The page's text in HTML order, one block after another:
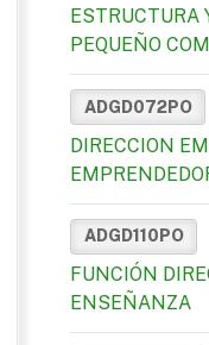
ESTRUCTURA
PEQUEÑO
ADGD072PO
DIRECCION
ADGD110PO
FUNCIÓN
ENSEÑANZA